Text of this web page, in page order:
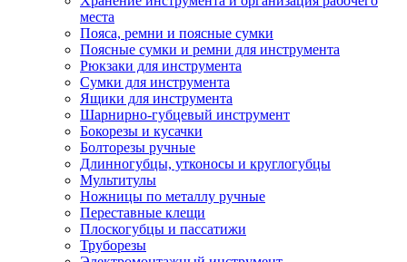
места
Пояса, ремни и поясные сумки
Поясные сумки и ремни для инструмента
Рюкзаки для инструмента
Сумки для инструмента
Ящики для инструмента
Шарнирно-губцевый инструмент
Бокорезы и кусачки
Болторезы ручные
Длинногубцы, утконосы и круглогубцы
Мультитулы
Ножницы по металлу ручные
Переставные клещи
Плоскогубцы и пассатижи
Труборезы